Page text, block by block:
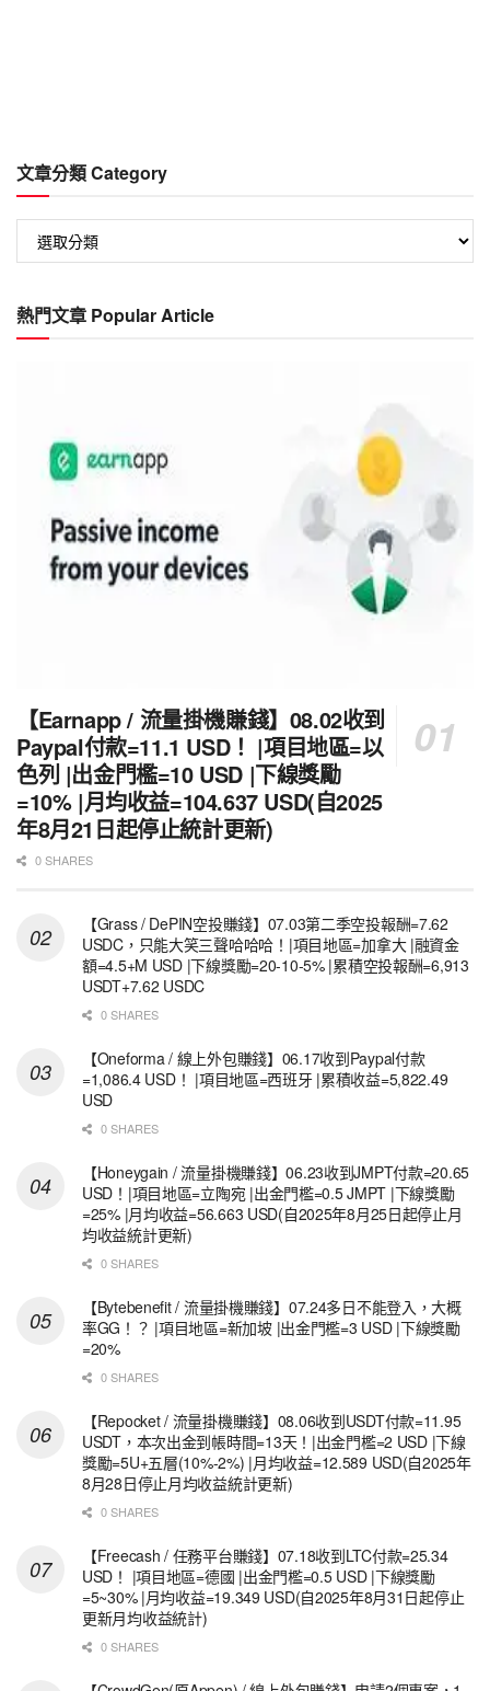
文章分類 Category
類
Category
熱門文章 Popular Article
【Earnapp / 流量掛機賺錢】08.02收到
Paypal付款=11.1 USD！ |項目地區=以
色列 |出金門檻=10 USD |下線獎勵
=10% |月均收益=104.637 USD(自2025
年8月21日起停止統計更新)
0 SHARES
【Grass / DePIN空投賺錢】07.03第二季空投報酬=7.62
USDC，只能大笑三聲哈哈哈！|項目地區=加拿大 |融資金
額=4.5+M USD |下線獎勵=20-10-5% |累積空投報酬=6,913
USDT+7.62 USDC
0 SHARES
【Oneforma / 線上外包賺錢】06.17收到Paypal付款
=1,086.4 USD！ |項目地區=西班牙 |累積收益=5,822.49
USD
0 SHARES
【Honeygain / 流量掛機賺錢】06.23收到JMPT付款=20.65
USD！|項目地區=立陶宛 |出金門檻=0.5 JMPT |下線獎勵
=25% |月均收益=56.663 USD(自2025年8月25日起停止月
均收益統計更新)
0 SHARES
【Bytebenefit / 流量掛機賺錢】07.24多日不能登入，大概
率GG！？ |項目地區=新加坡 |出金門檻=3 USD |下線獎勵
=20%
0 SHARES
【Repocket / 流量掛機賺錢】08.06收到USDT付款=11.95
USDT，本次出金到帳時間=13天！|出金門檻=2 USD |下線
獎勵=5U+五層(10%-2%) |月均收益=12.589 USD(自2025年
8月28日停止月均收益統計更新)
0 SHARES
【Freecash / 任務平台賺錢】07.18收到LTC付款=25.34
USD！ |項目地區=德國 |出金門檻=0.5 USD |下線獎勵
=5~30% |月均收益=19.349 USD(自2025年8月31日起停止
更新月均收益統計)
0 SHARES